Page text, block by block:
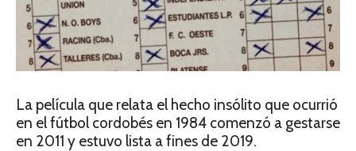
La película que relata el hecho insólito que ocurrió
en el fútbol cordobés en 1984 comenzó a gestarse
en 2011 y estuvo lista a fines de 2019.